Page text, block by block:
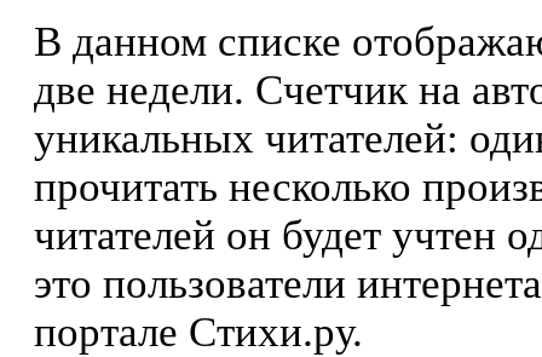
В данном списке
две недели. Счетчик на
уникальных читателей:
прочитать несколько
читателей он будет учтен
это пользователи
портале Стихи.ру.